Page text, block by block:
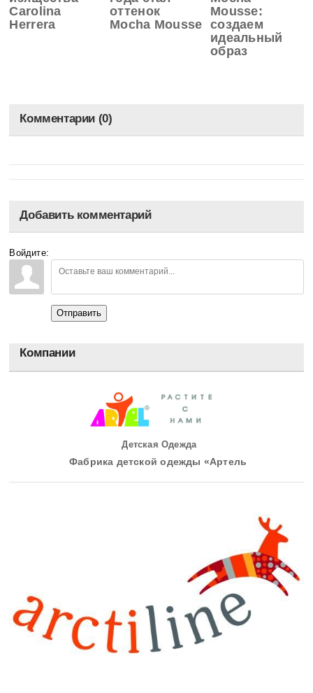
Carolina
Herrera
оттенок
Mocha Mousse
Mousse:
создаем
идеальный
образ
Комментарии (0)
Добавить комментарий
Войдите:
Отправить
Компании
Детская Одежда
Фабрика детской одежды «Артель